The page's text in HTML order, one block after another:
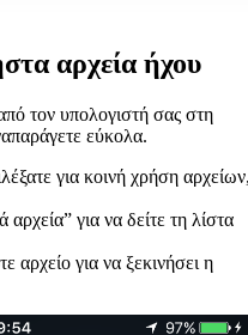
αρχεία ήχου
τον υπολογιστή σας στη
εύκολα.
για κοινή χρήση
για να δείτε τη λίστα
αρχείο για να ξεκινήσει η